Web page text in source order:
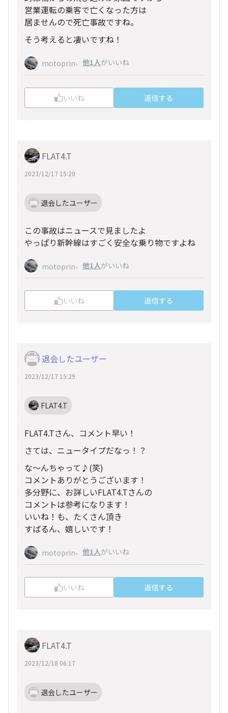
営業運転の乗客で亡くなった方は
居ませんので死亡事故ですね。
そう考えると凄いですね！
motoprin、 他1人がいいね
いいね 返信する
FLAT4.T
2023/12/17 15:20
退会したユーザー
この事故はニュースで見ましたよ
やっぱり新幹線はすごく安全な乗り物ですよね
motoprin、 他1人がいいね
いいね 返信する
退会したユーザー
2023/12/17 15:29
FLAT4.T
FLAT4.Tさん、コメント早い！
さては、ニュータイプだなっ！？
な〜んちゃって♪(笑)
コメントありがとうございます！
多分野に、お詳しいFLAT4.Tさんの
コメントは参考になります！
いいね！も、たくさん頂き
すばるん、嬉しいです！
motoprin、 他1人がいいね
いいね 返信する
FLAT4.T
2023/12/18 06:17
退会したユーザー